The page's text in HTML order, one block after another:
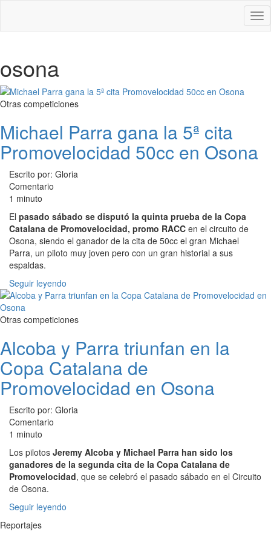
osona
Otras competiciones
Michael Parra gana la 5ª cita
Promovelocidad 50cc en Osona
Escrito por: Gloria
Comentario
1 minuto
El pasado sábado se disputó la quinta prueba de la Copa
Catalana de Promovelocidad, promo RACC en el circuito de
Osona, siendo el ganador de la cita de 50cc el gran Michael
Parra, un piloto muy joven pero con un gran historial a sus
espaldas.
Seguir leyendo
Otras competiciones
Alcoba y Parra triunfan en la
Copa Catalana de
Promovelocidad en Osona
Escrito por: Gloria
Comentario
1 minuto
Los pilotos Jeremy Alcoba y Michael Parra han sido los
ganadores de la segunda cita de la Copa Catalana de
Promovelocidad, que se celebró el pasado sábado en el Circuito
de Osona.
Seguir leyendo
Reportajes